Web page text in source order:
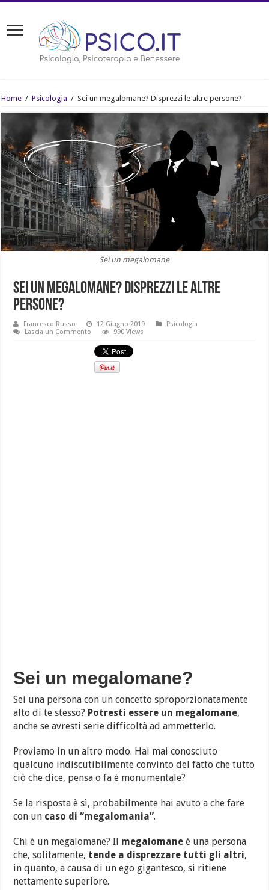
Home / Psicologia / Sei un megalomane? Disprezzi le altre persone?
Sei un megalomane
Sei un megalomane? Disprezzi le altre
persone?
Francesco Russo 12 Giugno 2019
Psicologia
Lascia un Commento
990 Views
Sei un megalomane?
Sei una persona con un concetto sproporzionatamente
alto di te stesso? Potresti essere un megalomane,
anche se avresti serie difficoltà ad ammetterlo.
Proviamo in un altro modo. Hai mai conosciuto
qualcuno indiscutibilmente convinto del fatto che tutto
ciò che dice, pensa o fa è monumentale?
Se la risposta è sì, probabilmente hai avuto a che fare
con un caso di “megalomania”.
Chi è un megalomane? Il megalomane è una persona
che, solitamente, tende a disprezzare tutti gli altri,
in quanto, a causa di un ego gigantesco, si ritiene
nettamente superiore.